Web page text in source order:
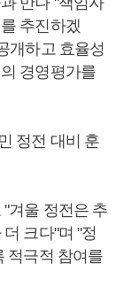
추진하겠
개하고 효율성
경영평가를
정전 대비 훈
겨울 정전은 추
크다"며 "정
적극적 참여를